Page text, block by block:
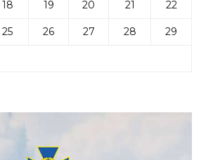
18 19 20 21 22
25 26 27 28 29